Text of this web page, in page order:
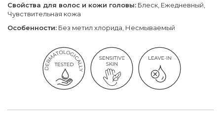
Свойства для волос и кожи головы: Блеск, Ежедневный,
Чувствительная кожа
Особенности: Без метил хлорида, Несмываемый